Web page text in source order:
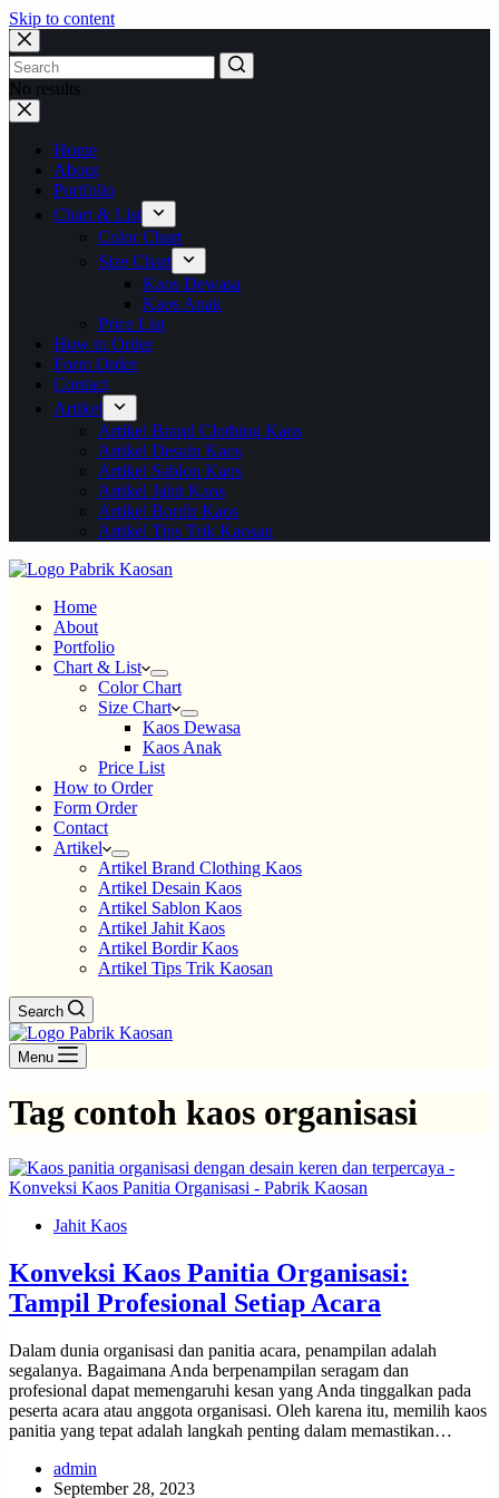
Skip to content
No results
Home
About
Portfolio
Chart & List
Color Chart
Size Chart
Kaos Dewasa
Kaos Anak
Price List
How to Order
Form Order
Contact
Artikel
Artikel Brand Clothing Kaos
Artikel Desain Kaos
Artikel Sablon Kaos
Artikel Jahit Kaos
Artikel Bordir Kaos
Artikel Tips Trik Kaosan
Home
About
Portfolio
Chart & List
Color Chart
Size Chart
Kaos Dewasa
Kaos Anak
Price List
How to Order
Form Order
Contact
Artikel
Artikel Brand Clothing Kaos
Artikel Desain Kaos
Artikel Sablon Kaos
Artikel Jahit Kaos
Artikel Bordir Kaos
Artikel Tips Trik Kaosan
Search
Menu
Tag contoh kaos organisasi
Jahit Kaos
Konveksi Kaos Panitia Organisasi:
Tampil Profesional Setiap Acara
Dalam dunia organisasi dan panitia acara, penampilan adalah
segalanya. Bagaimana Anda berpenampilan seragam dan
profesional dapat memengaruhi kesan yang Anda tinggalkan pada
peserta acara atau anggota organisasi. Oleh karena itu, memilih kaos
panitia yang tepat adalah langkah penting dalam memastikan…
admin
September 28, 2023